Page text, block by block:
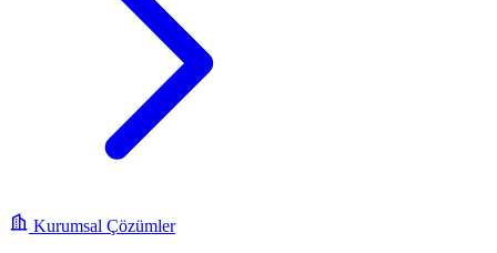
Kurumsal Çözümler